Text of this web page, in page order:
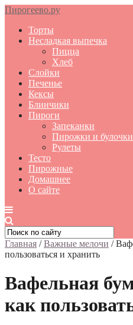
Пирогеево.ру
Торты
Несладкая выпечка
Пицца
Хлеб
Слойки
Печенье
Кексы
Блинчики
Пироги
Запеканки
Пирожки и булочки
Рулеты
Тесто
Пирожные
Домашнее
О сайте
Главная /Важные мелочи /
пользоваться и хранить
Вафельная
как